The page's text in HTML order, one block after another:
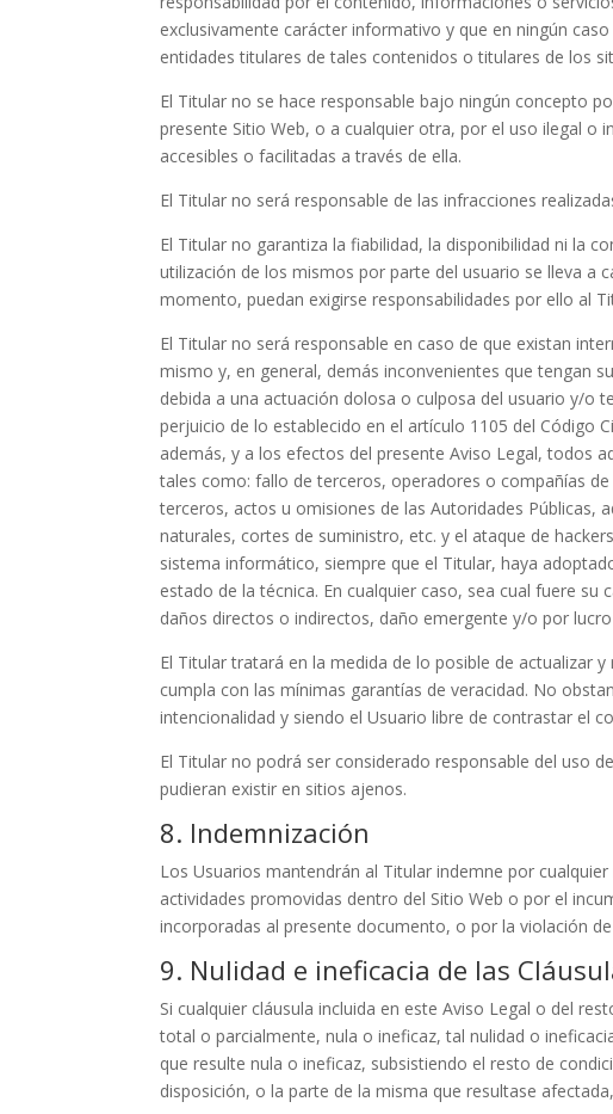
exclusivamente carácter informativo y que en ningún
entidades titulares de tales contenidos o titulares de los
El Titular no se hace responsable bajo ningún concepto
presente Sitio Web, o a cualquier otra, por el uso ilegal
accesibles o facilitadas a través de ella.
El Titular no será responsable de las infracciones
El Titular no garantiza la fiabilidad, la disponibilidad ni la
utilización de los mismos por parte del usuario se lleva a
momento, puedan exigirse responsabilidades por ello al
El Titular no será responsable en caso de que existan
mismo y, en general, demás inconvenientes que tengan
debida a una actuación dolosa o culposa del usuario y/o
perjuicio de lo establecido en el artículo 1105 del Código
además, y a los efectos del presente Aviso Legal, todos
tales como: fallo de terceros, operadores o compañías
terceros, actos u omisiones de las Autoridades
naturales, cortes de suministro, etc. y el ataque de
sistema informático, siempre que el Titular, haya
estado de la técnica. En cualquier caso, sea cual fuere
daños directos o indirectos, daño emergente y/o por
El Titular tratará en la medida de lo posible de actualizar
cumpla con las mínimas garantías de veracidad. No
intencionalidad y siendo el Usuario libre de contrastar el
El Titular no podrá ser considerado responsable del uso
pudieran existir en sitios ajenos.
8. Indemnización
Los Usuarios mantendrán al Titular indemne por
actividades promovidas dentro del Sitio Web o por el
incorporadas al presente documento, o por la violación
9. Nulidad e ineficacia de las
Si cualquier cláusula incluida en este Aviso Legal o del
total o parcialmente, nula o ineficaz, tal nulidad o
que resulte nula o ineficaz, subsistiendo el resto de
disposición, o la parte de la misma que resultase